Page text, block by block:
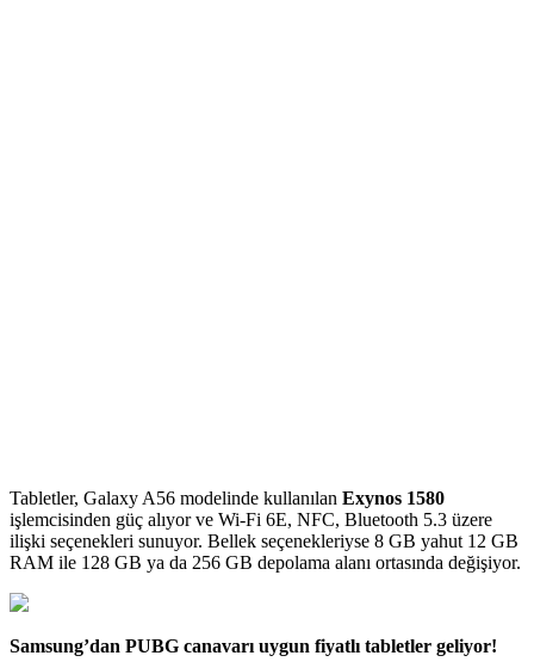
Tabletler, Galaxy A56 modelinde kullanılan Exynos 1580
işlemcisinden güç alıyor ve Wi-Fi 6E, NFC, Bluetooth 5.3 üzere
ilişki seçenekleri sunuyor. Bellek seçenekleriyse 8 GB yahut 12 GB
RAM ile 128 GB ya da 256 GB depolama alanı ortasında değişiyor.
Samsung’dan PUBG canavarı uygun fiyatlı tabletler geliyor!